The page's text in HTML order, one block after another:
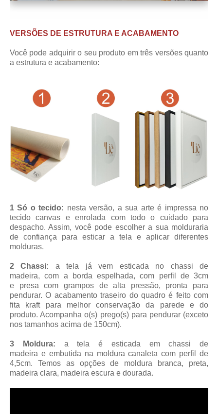
VERSÕES DE ESTRUTURA E ACABAMENTO
Você pode adquirir o seu produto em três versões quanto
a estrutura e acabamento:
1 Só o tecido: nesta versão, a sua arte é impressa no
tecido canvas e enrolada com todo o cuidado para
despacho. Assim, você pode escolher a sua molduraria
de confiança para esticar a tela e aplicar diferentes
molduras.
2 Chassi: a tela já vem esticada no chassi de
madeira, com a borda espelhada, com perfil de 3cm
e presa com grampos de alta pressão, pronta para
pendurar. O acabamento traseiro do quadro é feito com
fita kraft para melhor conservação da parede e do
produto. Acompanha o(s) prego(s) para pendurar (exceto
nos tamanhos acima de 150cm).
3 Moldura:
a tela é esticada em chassi de
madeira e embutida na moldura canaletacom perfil de
4,5cm. Temos as opções de moldura branca, preta,
madeira clara, madeira escura e dourada.